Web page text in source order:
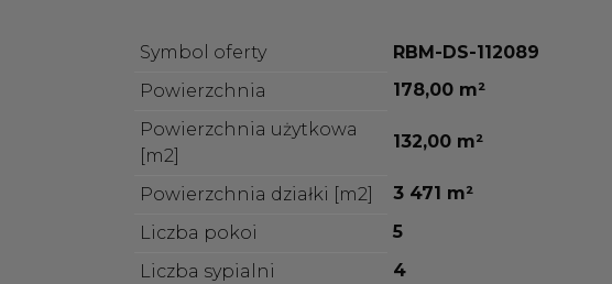
Symbol oferty
RBM-DS-112089
Powierzchnia
178,00 m²
Powierzchnia użytkowa
[m2]
132,00 m²
Powierzchnia działki [m2]
3 471 m²
Liczba pokoi
5
Liczba sypialni
4